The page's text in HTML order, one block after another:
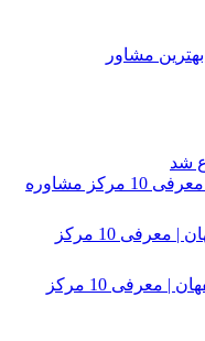
مشاور
مشاوره تحصیلی اصفهان | معرفی 10 مرکز مشاوره
مشاوره تحصیلی اصفهان | معرفی 10 مرکز
مشاوره تحصیلی اصفهان | معرفی 10 مرکز